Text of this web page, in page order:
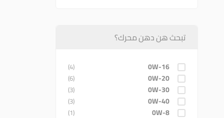
تبحث هن دهن محرك؟
0W-16
(4)
0W-20
(6)
0W-30
(3)
0W-40
(3)
0W-8
(1)